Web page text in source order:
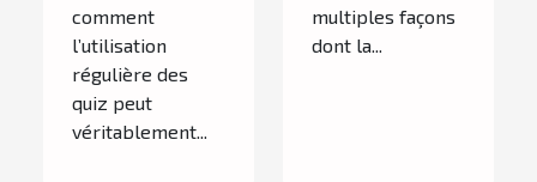
comment
l’utilisation
régulière des
quiz peut
véritablement...
multiples façons
dont la...